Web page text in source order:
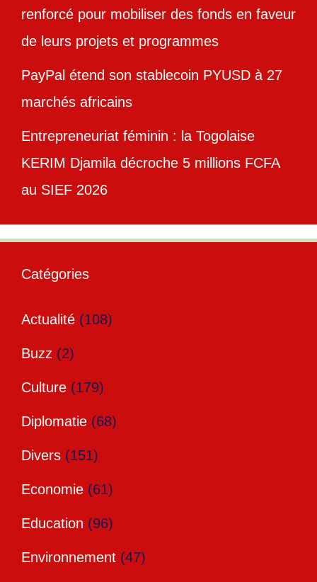
renforcé pour mobiliser des fonds en faveur
de leurs projets et programmes
PayPal étend son stablecoin PYUSD à 27
marchés africains
Entrepreneuriat féminin : la Togolaise
KERIM Djamila décroche 5 millions FCFA
au SIEF 2026
Catégories
Actualité (108)
Buzz (2)
Culture (179)
Diplomatie (68)
Divers (151)
Economie (61)
Education (96)
Environnement (47)